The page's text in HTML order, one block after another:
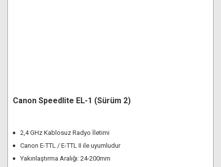
Canon Speedlite EL-1 (Sürüm 2)
2,4 GHz Kablosuz Radyo İletimi
Canon E-TTL / E-TTL II ile uyumludur
Yakınlaştırma Aralığı: 24-200mm